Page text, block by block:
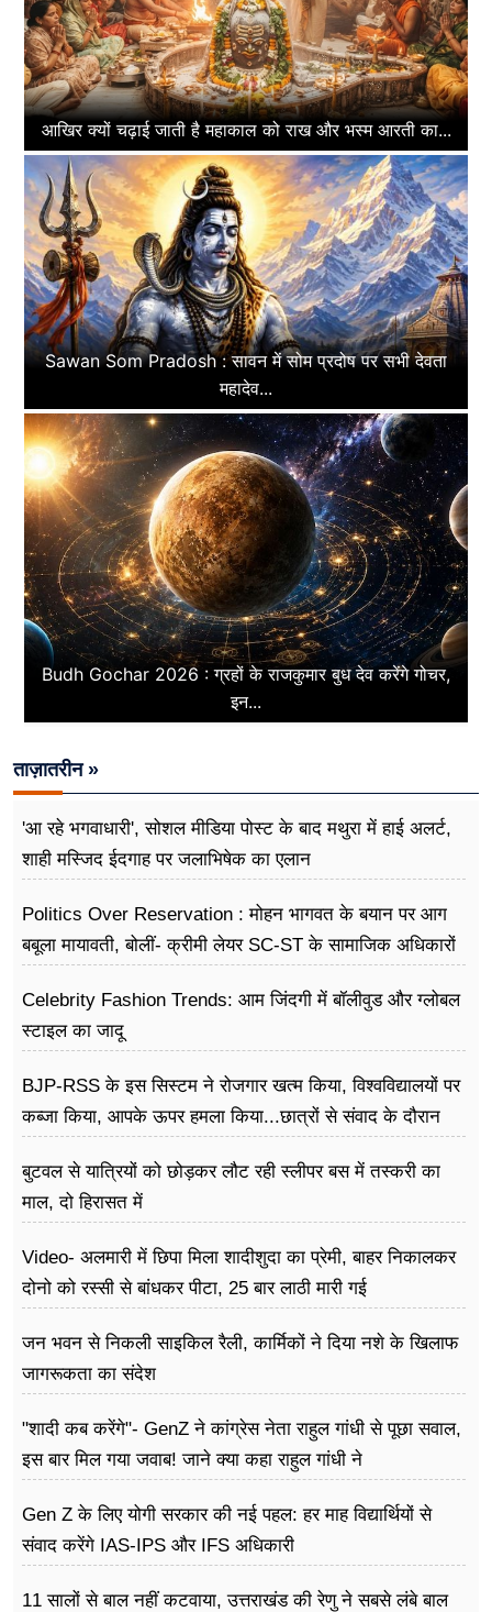
आखिर क्यों चढ़ाई जाती है महाकाल को राख और भस्म आरती का...
Sawan Som Pradosh : सावन में सोम प्रदोष पर सभी देवता
महादेव...
Budh Gochar 2026 : ग्रहों के राजकुमार बुध देव करेंगे गोचर,
इन...
ताज़ातरीन »
'आ रहे भगवाधारी', सोशल मीडिया पोस्ट के बाद मथुरा में हाई अलर्ट,
शाही मस्जिद ईदगाह पर जलाभिषेक का एलान
Politics Over Reservation : मोहन भागवत के बयान पर आग
बबूला मायावती, बोलीं- क्रीमी लेयर SC-ST के सामाजिक अधिकारों
Celebrity Fashion Trends: आम जिंदगी में बॉलीवुड और ग्लोबल
स्टाइल का जादू
BJP-RSS के इस सिस्टम ने रोजगार खत्म किया, विश्वविद्यालयों पर
कब्जा किया, आपके ऊपर हमला किया...छात्रों से संवाद के दौरान
बुटवल से यात्रियों को छोड़कर लौट रही स्लीपर बस में तस्करी का
माल, दो हिरासत में
Video- अलमारी में छिपा मिला शादीशुदा का प्रेमी, बाहर निकालकर
दोनो को रस्सी से बांधकर पीटा, 25 बार लाठी मारी गई
जन भवन से निकली साइकिल रैली, कार्मिकों ने दिया नशे के खिलाफ
जागरूकता का संदेश
"शादी कब करेंगे"- GenZ ने कांग्रेस नेता राहुल गांधी से पूछा सवाल,
इस बार मिल गया जवाब! जाने क्या कहा राहुल गांधी ने
Gen Z के लिए योगी सरकार की नई पहल: हर माह विद्यार्थियों से
संवाद करेंगे IAS-IPS और IFS अधिकारी
11 सालों से बाल नहीं कटवाया, उत्तराखंड की रेणु ने सबसे लंबे बाल